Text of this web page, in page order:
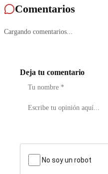
Comentarios
Cargando comentarios...
Deja tu comentario
No soy un robot